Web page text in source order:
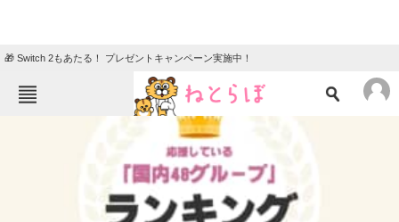
🎁 Switch 2もあたる！ プレゼントキャンペーン実施中！
ニュース
クイズ
地域